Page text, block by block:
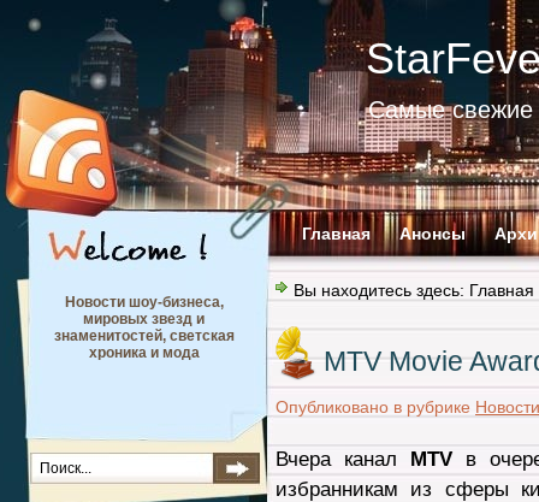
Самые свежие
Главная Анонсы
Новости шоу-бизнеса,
мировых звезд и
знаменитостей, светская
хроника и мода
Вы находитесь здесь: Главная
MTV Movie
Опубликовано в рубрике Новости
Вчера канал MTV в
избранникам из сферы